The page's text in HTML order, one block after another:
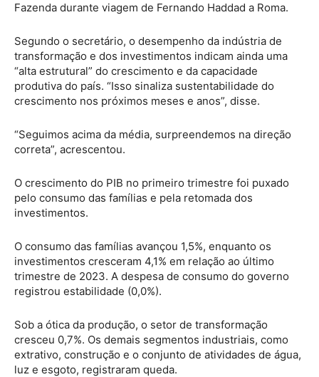
Fazenda durante viagem de Fernando Haddad a Roma.
Segundo o secretário, o desempenho da indústria de
transformação e dos investimentos indicam ainda uma
“alta estrutural” do crescimento e da capacidade
produtiva do país. “Isso sinaliza sustentabilidade do
crescimento nos próximos meses e anos”, disse.
“Seguimos acima da média, surpreendemos na direção
correta”, acrescentou.
O crescimento do PIB no primeiro trimestre foi puxado
pelo consumo das famílias e pela retomada dos
investimentos.
O consumo das famílias avançou 1,5%, enquanto os
investimentos cresceram 4,1% em relação ao último
trimestre de 2023. A despesa de consumo do governo
registrou estabilidade (0,0%).
Sob a ótica da produção, o setor de transformação
cresceu 0,7%. Os demais segmentos industriais, como
extrativo, construção e o conjunto de atividades de água,
luz e esgoto, registraram queda.